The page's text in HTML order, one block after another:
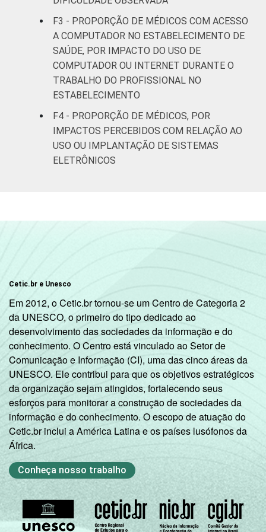
mais
LOCALIZAÇÃO Capital 50
Interior 63
1Base: 1.067 médicos. Respostas
estimuladas. Dados coletados entre
setembro de 2014 e março de 2015.
Fonte: NIC.br - set 2014 / mar 2015
F3 - PROPORÇÃO DE MÉDICOS COM ACESSO
A COMPUTADOR NO ESTABELECIMENTO DE
SAÚDE, POR IMPACTO DO USO DE
COMPUTADOR OU INTERNET DURANTE O
TRABALHO DO PROFISSIONAL NO
ESTABELECIMENTO
F4 - PROPORÇÃO DE MÉDICOS, POR
IMPACTOS PERCEBIDOS COM RELAÇÃO AO
USO OU IMPLANTAÇÃO DE SISTEMAS
ELETRÔNICOS
Cetic.br e Unesco
Em 2012, o Cetic.br tornou-se um Centro de Categoria 2
da UNESCO, o primeiro do tipo dedicado ao
desenvolvimento das sociedades da informação e do
conhecimento. O Centro está vinculado ao Setor de
Comunicação e Informação (CI), uma das cinco áreas da
UNESCO. Ele contribui para que os objetivos estratégicos
da organização sejam atingidos, fortalecendo seus
esforços para monitorar a construção de sociedades da
informação e do conhecimento. O escopo de atuação do
Cetic.br inclui a América Latina e os países lusófonos da
África.
Conheça nosso trabalho